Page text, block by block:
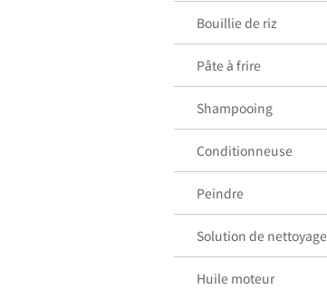
Bouillie de riz
Pâte à frire
Shampooing
Conditionneuse
Peindre
Solution de nettoyage
Huile moteur